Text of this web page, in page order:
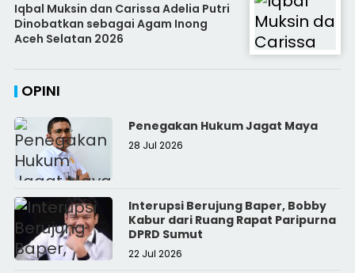
Iqbal Muksin dan Carissa Adelia Putri
Dinobatkan sebagai Agam Inong
Aceh Selatan 2026
OPINI
Penegakan Hukum Jagat Maya
28 Jul 2026
Interupsi Berujung Baper, Bobby
Kabur dari Ruang Rapat Paripurna
DPRD Sumut
22 Jul 2026